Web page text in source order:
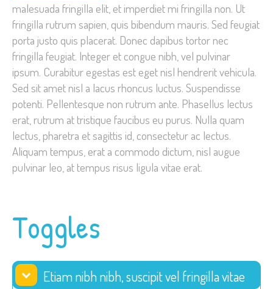
malesuada fringilla elit, et imperdiet mi fringilla non. Ut
fringilla rutrum sapien, quis bibendum mauris. Sed feugiat
porta justo quis placerat. Donec dapibus tortor nec
fringilla feugiat. Integer et congue nibh, vel pulvinar
ipsum. Curabitur egestas est eget nisl hendrerit vehicula.
Sed sit amet nisl a lacus rhoncus luctus. Suspendisse
potenti. Pellentesque non rutrum ante. Phasellus lectus
erat, rutrum at tristique faucibus eu purus. Nulla quam
lectus, pharetra et sagittis id, consectetur ac lectus.
Aliquam tempus, erat a commodo dictum, nisl augue
pulvinar leo, at tempus risus ligula vitae erat.
Toggles
Etiam nibh nibh, suscipit vel fringilla vitae